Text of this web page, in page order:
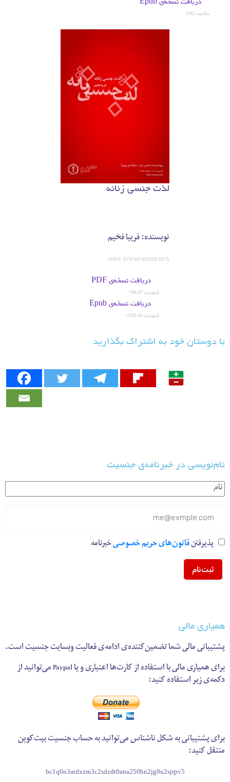
دریافت نسخه‌ی Epub
3,82 مگابایت
لذت جنسی زنانه
نویسنده: فریبا فخیم
ISBN: 978-94-92955-00-5
دریافت نسخه‌ی PDF
759,37 کیلوبایت
دریافت نسخه‌ی Epub
1,020,54 کیلوبایت
با دوستان خود به اشتراک بگذارید
نام‌نویسی در خبرنامه‌ی جنسیت
پذیرفتنقانون‌های حریم خصوصیخبرنامه
همیاری مالی
پشتیبانی مالی شما تضمین‌کننده‌ی ادامه‌ی فعالیت وبسایت جنسیت است.
برای همیاری مالی با استفاده از کارت‌ها اعتباری و یا Paypal می‌توانید از
دکمه‌ی زیر استفاده کنید:
برای پشتیبانی به شکل ناشناس می‌توانید به حساب جنسیت بیت‌کوین
منتقل کنید:
bc1q0n3atdxzm3c2sdzdt0ana250hn2jg9u2sjrpv5